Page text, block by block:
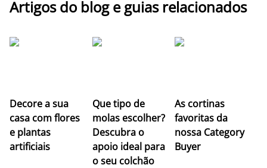
Artigos do blog e guias relacionados
Decore a sua
casa com flores
e plantas
artificiais
Que tipo de
molas escolher?
Descubra o
apoio ideal para
o seu colchão
As cortinas
favoritas da
nossa Category
Buyer